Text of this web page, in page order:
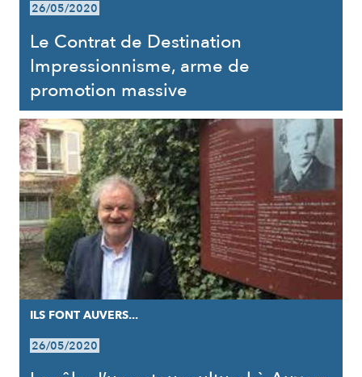
26/05/2020
Le Contrat de Destination
Impressionnisme, arme de
promotion massive
ILS FONT AUVERS...
26/05/2020